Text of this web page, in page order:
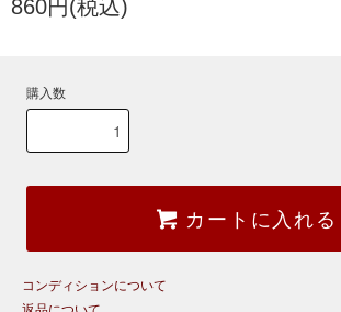
860円(税込)
購入数
カートに入れる
コンディションについて